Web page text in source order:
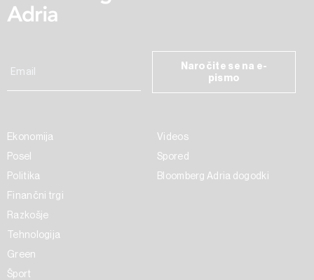
Naročite se na e-
pismo
Ekonomija
Posel
Politika
Finančni trgi
Razkošje
Tehnologija
Green
Šport
Videos
Spored
Bloomberg Adria dogodki